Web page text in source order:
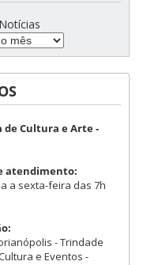
de Cultura e Arte -
atendimento:
a sexta-feira das 7h
- Trindade
e Eventos -